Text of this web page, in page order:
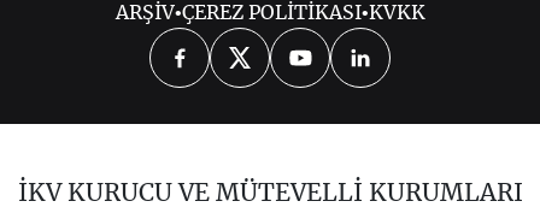
2025 2024 2023
2022 2021 2020
ARŞİV•ÇEREZ POLİTİKASI•KVKK
İKV KURUCU VE MÜTEVELLİ KURUMLARI